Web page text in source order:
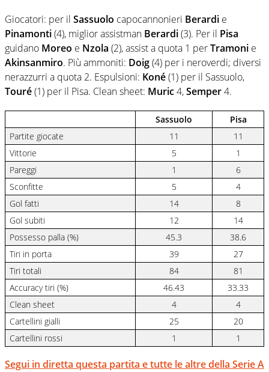
Giocatori: per il Sassuolo capocannonieri Berardi e
Pinamonti(4), miglior assistman Berardi(3). Per il Pisa
guidano Moreo e Nzola (2), assist a quota 1 perTramoni e
Akinsanmiro. Più ammoniti: Doig(4) per i neroverdi; diversi
nerazzurri a quota 2. Espulsioni: Koné(1) per il Sassuolo,
Touré(1) per il Pisa. Clean sheet: Muric4,Semper4.
Sassuolo
Pisa
Partite giocate
11
11
Vittorie
5
1
Pareggi
1
6
Sconfitte
5
4
Gol fatti
14
8
Gol subiti
12
14
Possesso palla (%)
45.3
38.6
Tiri in porta
39
27
Tiri totali
84
81
Accuracy tiri (%)
46.43
33.33
Clean sheet
4
4
Cartellini gialli
25
20
Cartellini rossi
1 1
Segui in diretta questa partita e tutte le altre della Serie A